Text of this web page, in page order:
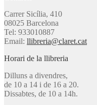
Carrer Sicília, 410
08025 Barcelona
Tel: 933010887
Email: llibreria@claret.cat
Horari de la llibreria
Dilluns a divendres,
de 10 a 14 i de 16 a 20.
Dissabtes, de 10 a 14h.